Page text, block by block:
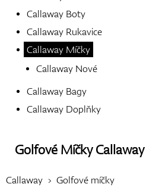
Callaway Boty
Callaway Rukavice
Callaway Míčky
Callaway Nové
Callaway Bagy
Callaway Doplňky
Golfové MíčkyCallaway
Callaway Golfové míčky